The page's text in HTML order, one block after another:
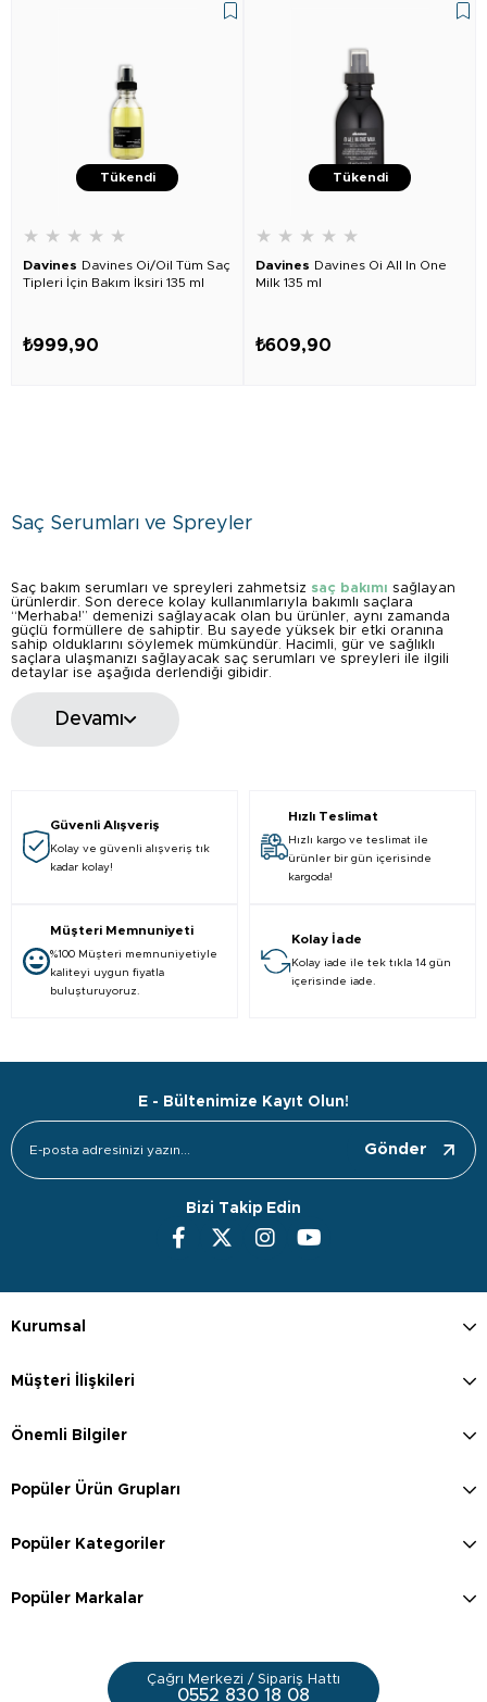
Tükendi
★ ★ ★ ★ ★
Davines Davines Oi/Oil Tüm Saç
Tipleri İçin Bakım İksiri 135 ml
₺999,90
Tükendi
★ ★ ★ ★ ★
Davines Davines Oi All In One
Milk 135 ml
₺609,90
Saç Serumları ve Spreyler
Saç bakım serumları ve spreyleri zahmetsiz saç bakımı sağlayan
ürünlerdir. Son derece kolay kullanımlarıyla bakımlı saçlara
“Merhaba!” demenizi sağlayacak olan bu ürünler, aynı zamanda
güçlü formüllere de sahiptir. Bu sayede yüksek bir etki oranına
sahip olduklarını söylemek mümkündür. Hacimli, gür ve sağlıklı
saçlara ulaşmanızı sağlayacak saç serumları ve spreyleri ile ilgili
detaylar ise aşağıda derlendiği gibidir.
...
Devamı
Güvenli Alışveriş
Kolay ve güvenli alışveriş tık
kadar kolay!
Hızlı Teslimat
Hızlı kargo ve teslimat ile
ürünler bir gün içerisinde
kargoda!
Müşteri Memnuniyeti
%100 Müşteri memnuniyetiyle
kaliteyi uygun fiyatla
buluşturuyoruz.
Kolay İade
Kolay iade ile tek tıkla 14 gün
içerisinde iade.
E - Bültenimize Kayıt Olun!
Gönder
Bizi Takip Edin
Kurumsal
Müşteri İlişkileri
Önemli Bilgiler
Popüler Ürün Grupları
Popüler Kategoriler
Popüler Markalar
Çağrı Merkezi / Sipariş Hattı
0552 830 18 08